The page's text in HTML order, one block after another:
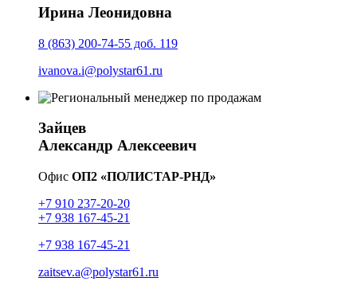
Ирина Леонидовна
8 (863) 200-74-55 доб. 119
ivanova.i@polystar61.ru
Зайцев
Александр Алексеевич
Офис ОП2 «ПОЛИСТАР-РНД»
+7 910 237-20-20
+7 938 167-45-21
+7 938 167-45-21
zaitsev.a@polystar61.ru